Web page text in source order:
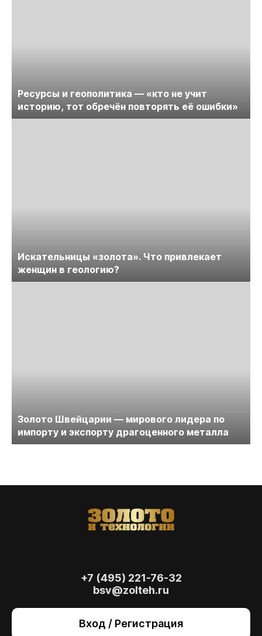
Ресурсы и геополитика — «кто не учит
историю, тот обречён повторять её ошибки»
Искательницы «золота». Что привлекает
женщин в геологию?
Золото Швейцарии — мирового лидера по
импорту и экспорту драгоценного металла
+7 (495) 221-76-32
bsv@zolteh.ru
Вход / Регистрация
также для анализа сайта и улучшения